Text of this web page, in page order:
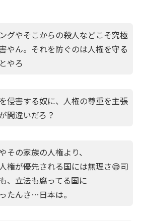
グやそこからの殺人などこそ究極
やん。それを防ぐのは人権を守る
やろ
侵害する奴に、人権の尊重を主張
間違いだろ？
その家族の人権より、
権が優先される国には無理さ😅司
、立法も腐ってる国に
たんさ…日本は。